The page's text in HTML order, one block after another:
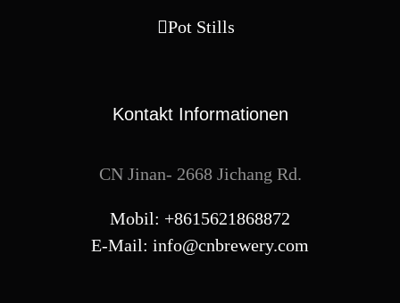
E-Mail:info@cnbrewery.com